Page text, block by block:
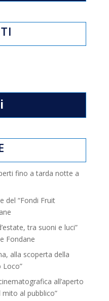
fino a tarda notte a
del “Fondi Fruit
tra suoni e luci”
Fondane
alla scoperta della
Loco”
all’aperto
al pubblico”